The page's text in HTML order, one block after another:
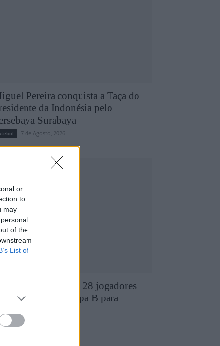
or
to
may
of the
List of
Pereira conquista a Taça do
da Indonésia pelo
Surabaya
7 de Agosto, 2026
Chaves revela os 28 jogadores
compõem a equipa B para
7 de Agosto, 2026